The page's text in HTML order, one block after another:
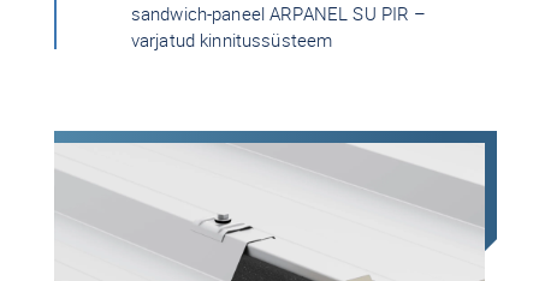
sandwich-paneel ARPANEL SU PIR –
varjatud kinnitussüsteem